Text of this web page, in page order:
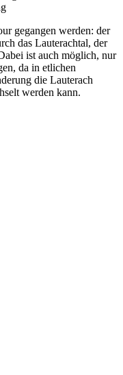
gegangen werden: der
das Lauterachtal, der
ist auch möglich, nur
da in etlichen
die Lauterach
werden kann.